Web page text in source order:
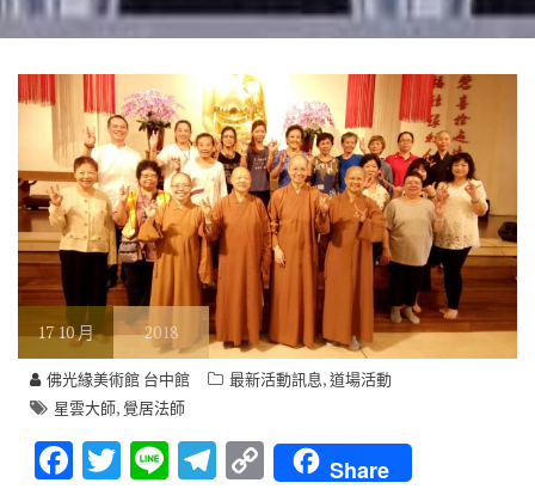
1710 月 2018
佛光緣美術館 台中館 最新活動訊息,道場活動
星雲大師, 覺居法師
F T Li T C Share